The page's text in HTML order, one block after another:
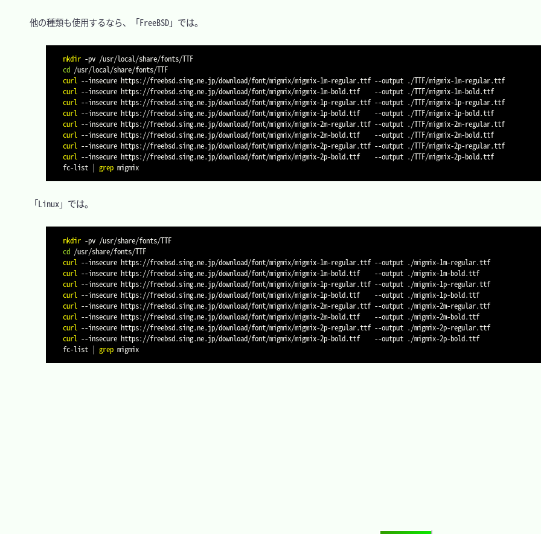
他の種類も使用するなら、「FreeBSD」では。
mkdir -pv
/usr/local/share/fonts/TTF
cd
/usr/local/share/fonts/TTF
curl --insecure https://freebsd.sing.ne.jp/download/font/migmix/migmix-1m-regular.ttf --output
./TTF/migmix-1m-regular.ttf
curl --insecure https://freebsd.sing.ne.jp/download/font/migmix/migmix-1m-bold.ttf --output
./TTF/migmix-1m-bold.ttf
curl --insecure https://freebsd.sing.ne.jp/download/font/migmix/migmix-1p-regular.ttf --output
./TTF/migmix-1p-regular.ttf
curl --insecure https://freebsd.sing.ne.jp/download/font/migmix/migmix-1p-bold.ttf --output
./TTF/migmix-1p-bold.ttf
curl --insecure https://freebsd.sing.ne.jp/download/font/migmix/migmix-2m-regular.ttf --output
./TTF/migmix-2m-regular.ttf
curl --insecure https://freebsd.sing.ne.jp/download/font/migmix/migmix-2m-bold.ttf --output
./TTF/migmix-2m-bold.ttf
curl --insecure https://freebsd.sing.ne.jp/download/font/migmix/migmix-2p-regular.ttf --output
./TTF/migmix-2p-regular.ttf
curl --insecure https://freebsd.sing.ne.jp/download/font/migmix/migmix-2p-bold.ttf --output ./TTF/migmix-2p-bold.ttf
fc-list | grep migmix
「Linux」では。
mkdir -pv
/usr/share/fonts/TTF
cd
/usr/share/fonts/TTF
curl --insecure https://freebsd.sing.ne.jp/download/font/migmix/migmix-1m-regular.ttf --output
./migmix-1m-regular.ttf
curl --insecure https://freebsd.sing.ne.jp/download/font/migmix/migmix-1m-bold.ttf --output
./migmix-1m-bold.ttf
curl --insecure https://freebsd.sing.ne.jp/download/font/migmix/migmix-1p-regular.ttf --output
./migmix-1p-regular.ttf
curl --insecure https://freebsd.sing.ne.jp/download/font/migmix/migmix-1p-bold.ttf --output
./migmix-1p-bold.ttf
curl --insecure https://freebsd.sing.ne.jp/download/font/migmix/migmix-2m-regular.ttf --output
./migmix-2m-regular.ttf
curl --insecure https://freebsd.sing.ne.jp/download/font/migmix/migmix-2m-bold.ttf --output
./migmix-2m-bold.ttf
curl --insecure https://freebsd.sing.ne.jp/download/font/migmix/migmix-2p-regular.ttf --output
./migmix-2p-regular.ttf
curl --insecure https://freebsd.sing.ne.jp/download/font/migmix/migmix-2p-bold.ttf --output ./migmix-2p-bold.ttf
fc-list | grep migmix